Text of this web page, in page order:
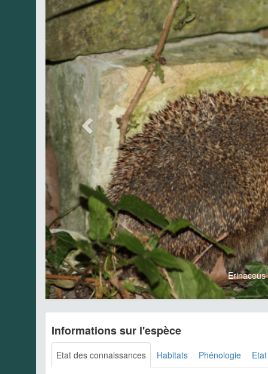
Informations sur l'espèce
Etat des connaissances Habitats Phénologie